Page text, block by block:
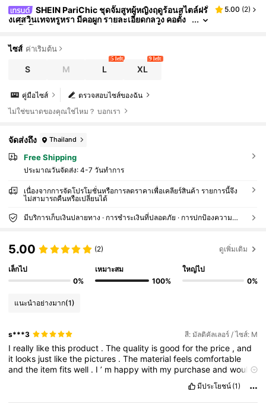
SHEIN PariChic ชุดจั๊มสูทผู้หญิงฤดูร้อนสไตล์ฝรั่
งเศสวินเทจหรูหรา มีคอผูก รายละเอียดกลวง คอตั้ง
ารช้อปปิ้ง การเดินทางประจำวัน การสวมใส่แบบสบายๆ
การพักผ่อน การไปชายหาด ผสมผสานสไตล์จีนใหม่และก
ลิ่นอายโบฮีเมียน หรูหรา แฟชั่น และสบาย ชุดจั๊มสูทสีขา
5.00 (2)
ไซส์ ค่าเริ่มต้น
S M L
5 left
XL
9 left
ตรวจสอบไซส์ของฉัน
คู่มือไซส์
ไม่ใช่ขนาดของคุณใช่ไหม？ บอกเรา
จัดส่งถึง Thailand
Free Shipping
ประมาณวันจัดส่ง: 4-7 วันทำการ
เนื่องจากการจัดโปรโมชั่นหรือการลดราคาเพื่อเคลียร์สินค้า รายการนี้จึง
ไม่สามารถคืนหรือเปลี่ยนได้
มีบริการเก็บเงินปลายทาง · การชำระเงินที่ปลอดภัย · การปกป้องความเป็นส่วนตัว
5.00 (2) ดูเพิ่มเติม
เล็กไป
0%
เหมาะสม
100%
ใหญ่ไป
0%
แนะนำอย่างมาก(1)
s***3 สี: มัลติคัลเลอร์ / ไซส์: M
I really likethis product .Thequality isgoodforthe price ,and
it looks just likethe pictures .The materialfeelscomfortable
andthe itemfitswell . I’ m happywith my purchaseandwould
and the
goodconditionand I’
msatisfiedwiththeoverallvalue.
มีประโยชน์ (1)